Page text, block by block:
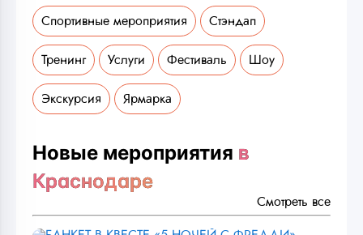
Спортивные мероприятия Стэндап
Тренинг Услуги Фестиваль Шоу
Экскурсия Ярмарка
Новые мероприятия в
Краснодаре
Смотреть все